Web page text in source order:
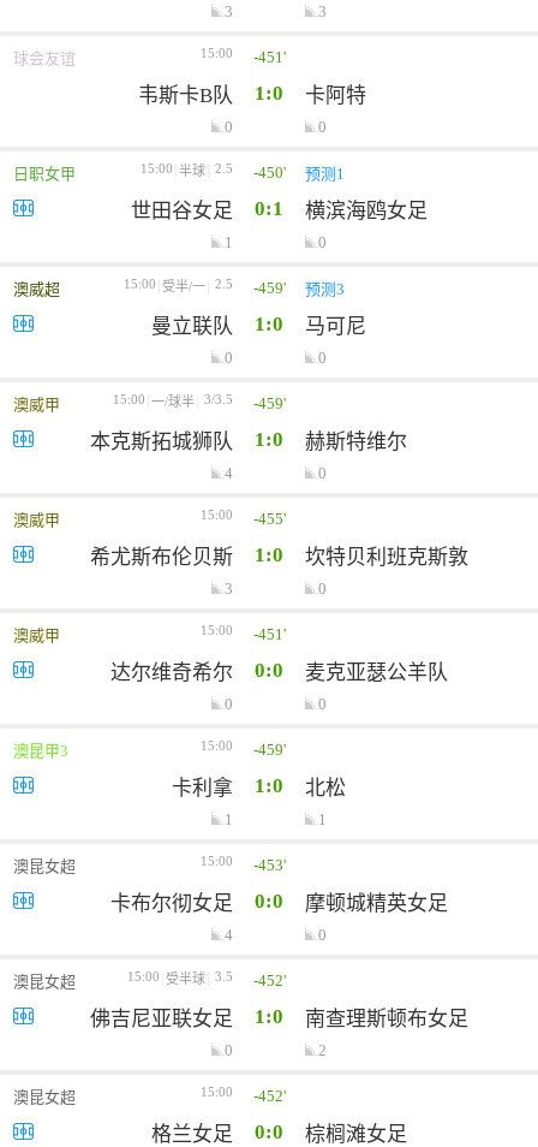
3 3
球会友谊 15:00 -451'
韦斯卡B队 1:0 卡阿特
0 0
日职女甲 15:00 半球 2.5 -450' 预测1
世田谷女足 0:1 横滨海鸥女足
1 0
澳威超 15:00 受半/一 2.5 -459' 预测3
曼立联队 1:0 马可尼
0 0
澳威甲 15:00 一/球半 3/3.5 -459'
本克斯拓城狮队 1:0 赫斯特维尔
4 0
澳威甲 15:00 -455'
希尤斯布伦贝斯 1:0 坎特贝利班克斯敦
3 0
澳威甲 15:00 -451'
达尔维奇希尔 0:0 麦克亚瑟公羊队
0 0
澳昆甲3 15:00 -459'
卡利拿 1:0 北松
1 1
澳昆女超 15:00 -453'
卡布尔彻女足 0:0 摩顿城精英女足
4 0
澳昆女超 15:00 受半球 3.5 -452'
佛吉尼亚联女足 1:0 南查理斯顿布女足
0 2
澳昆女超 15:00 -452'
格兰女足 0:0 棕榈滩女足